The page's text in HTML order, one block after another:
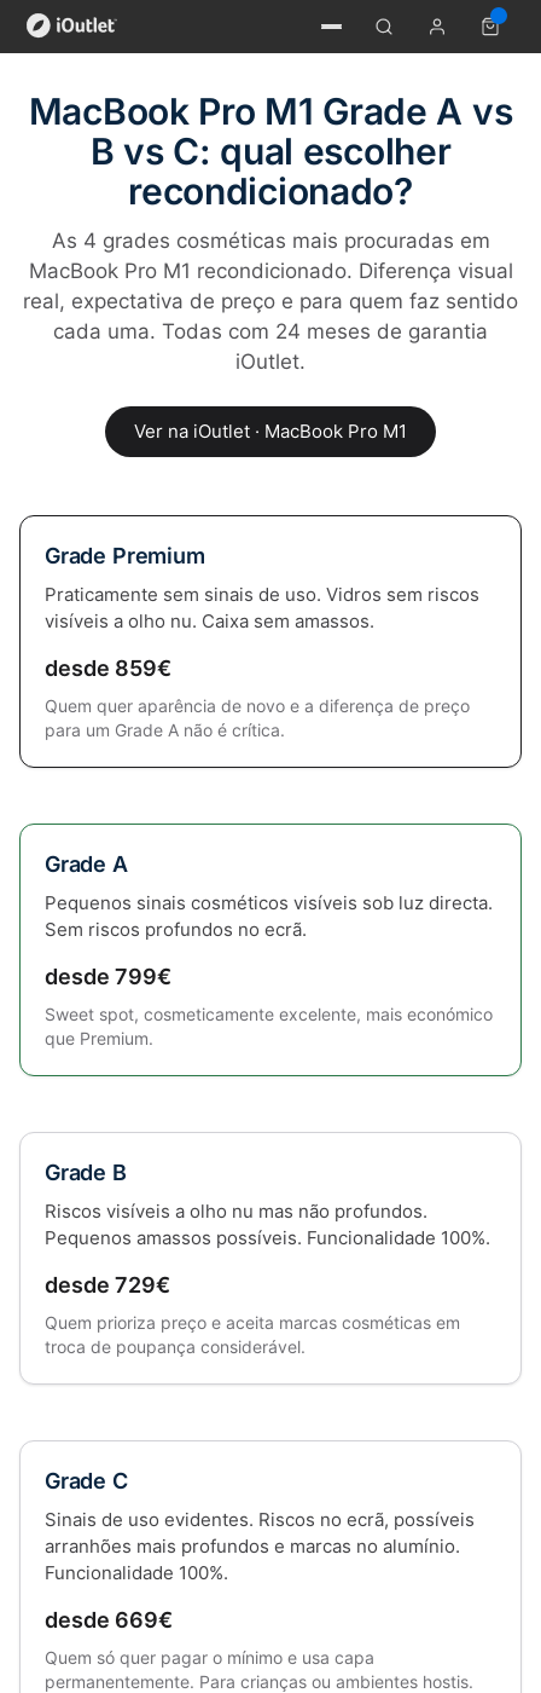
MacBook Pro M1 Grade A vs
B vs C: qual escolher
recondicionado?
As 4 grades cosméticas mais procuradas em
MacBook Pro M1 recondicionado. Diferença visual
real, expectativa de preço e para quem faz sentido
cada uma. Todas com 24 meses de garantia
iOutlet.
Ver na iOutlet · MacBook Pro M1
Grade Premium
Praticamente sem sinais de uso. Vidros sem riscos
visíveis a olho nu. Caixa sem amassos.
desde 859€
Quem quer aparência de novo e a diferença de preço
para um Grade A não é crítica.
Grade A
Pequenos sinais cosméticos visíveis sob luz directa.
Sem riscos profundos no ecrã.
desde 799€
Sweet spot, cosmeticamente excelente, mais económico
que Premium.
Grade B
Riscos visíveis a olho nu mas não profundos.
Pequenos amassos possíveis. Funcionalidade 100%.
desde 729€
Quem prioriza preço e aceita marcas cosméticas em
troca de poupança considerável.
Grade C
Sinais de uso evidentes. Riscos no ecrã, possíveis
arranhões mais profundos e marcas no alumínio.
Funcionalidade 100%.
desde 669€
Quem só quer pagar o mínimo e usa capa
permanentemente. Para crianças ou ambientes hostis.